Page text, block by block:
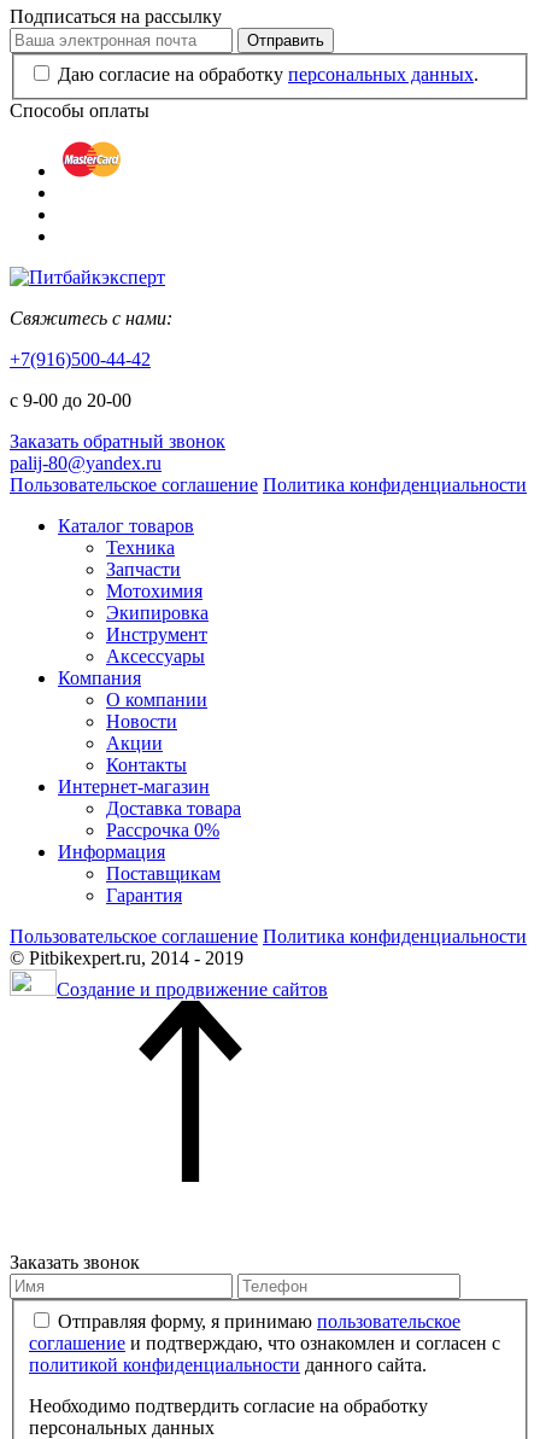
Подписаться на рассылку
Отправить
Даю согласие на обработку персональных данных.
Способы оплаты
Свяжитесь с нами:
+7(916)500-44-42
с 9-00 до 20-00
Заказать обратный звонок
palij-80@yandex.ru
Пользовательское соглашение Политика конфиденциальности
Каталог товаров
Техника
Запчасти
Мотохимия
Экипировка
Инструмент
Аксессуары
Компания
О компании
Новости
Акции
Контакты
Интернет-магазин
Доставка товара
Рассрочка 0%
Информация
Поставщикам
Гарантия
Пользовательское соглашение Политика конфиденциальности
© Pitbikexpert.ru, 2014 - 2019
Создание и продвижение сайтов
Заказать звонок
Отправляя форму, я принимаю пользовательское
соглашение и подтверждаю, что ознакомлен и согласен с
политикой конфиденциальности данного сайта.
Необходимо подтвердить согласие на обработку
персональных данных